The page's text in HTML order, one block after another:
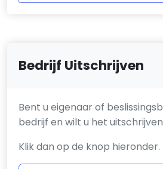
Bedrijf Uitschrijven
Bent u eigenaar of
bedrijf en wilt u het
Klik dan op de knop hieronder.